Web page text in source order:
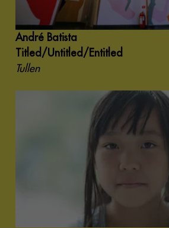
André Batista
Titled/Untitled/Entitled
Tullen